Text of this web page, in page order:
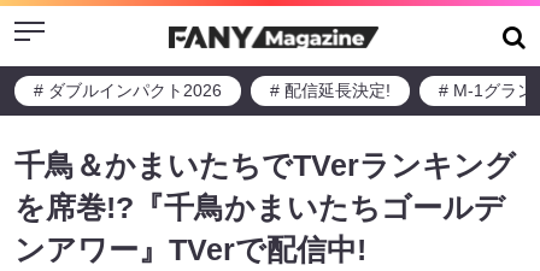
Menu
# ダブルインパクト2026 # 配信延長決定! # M-1グラン
千鳥＆かまいたちでTVerランキング
を席巻!?『千鳥かまいたちゴールデ
ンアワー』TVerで配信中!